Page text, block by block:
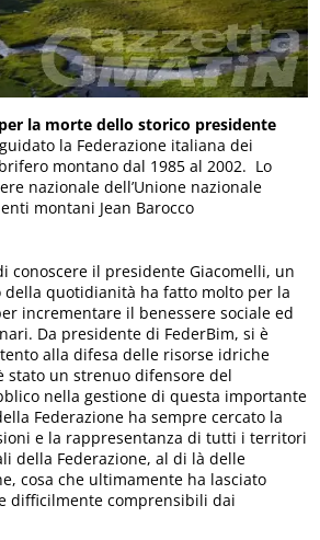
la morte dello storico presidente
la Federazione italiana dei
montano dal 1985 al 2002. Lo
nazionale dell’Unione nazionale
montani Jean Barocco
conoscere il presidente Giacomelli, un
della quotidianità ha fatto molto per la
incrementare il benessere sociale ed
Da presidente di FederBim, si è
alla difesa delle risorse idriche
stato un strenuo difensore del
nella gestione di questa importante
Federazione ha sempre cercato la
e la rappresentanza di tutti i territori
della Federazione, al di là delle
cosa che ultimamente ha lasciato
difficilmente comprensibili dai